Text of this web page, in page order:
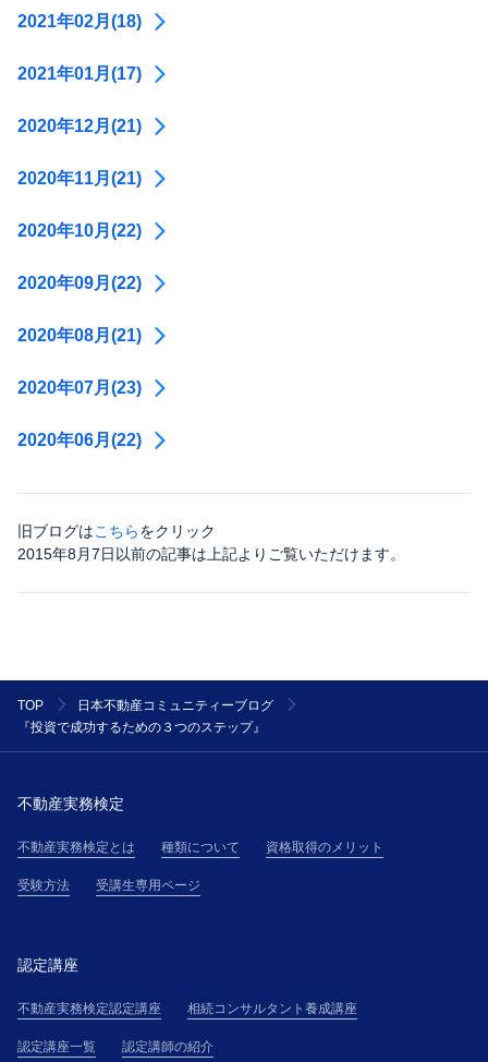
2021年02月(18)
2021年01月(17)
2020年12月(21)
2020年11月(21)
2020年10月(22)
2020年09月(22)
2020年08月(21)
2020年07月(23)
2020年06月(22)
旧ブログはこちらをクリック
2015年8月7日以前の記事は上記よりご覧いただけます。
TOP
日本不動産コミュニティーブログ
『投資で成功するための３つのステップ』
不動産実務検定
不動産実務検定とは 種類について 資格取得のメリット
受験方法 受講生専用ページ
認定講座
不動産実務検定認定講座 相続コンサルタント養成講座
認定講座一覧 認定講師の紹介